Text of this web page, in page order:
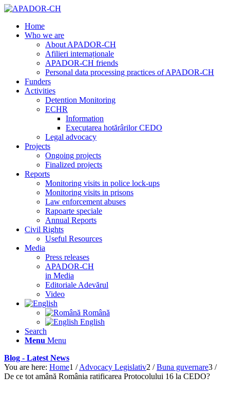
Home
Who we are
About APADOR-CH
Afilieri internaționale
APADOR-CH friends
Personal data processing practices of APADOR-CH
Funders
Activities
Detention Monitoring
ECHR
Information
Executarea hotărârilor CEDO
Legal advocacy
Projects
Ongoing projects
Finalized projects
Reports
Monitoring visits in police lock-ups
Monitoring visits in prisons
Law enforcement abuses
Rapoarte speciale
Annual Reports
Civil Rights
Useful Resources
Media
Press releases
APADOR-CH
in Media
Editoriale Adevărul
Video
Română
English
Search
Menu Menu
Blog - Latest News
You are here: Home1 / Advocacy Legislativ2 / Buna guvernare3 /
De ce tot amână România ratificarea Protocolului 16 la CEDO?